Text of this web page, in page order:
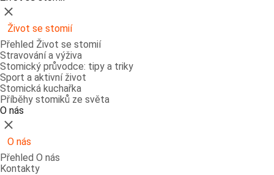
Zavřít
Život se stomií
Přehled Život se stomií
Stravování a výživa
Stomický průvodce: tipy a triky
Sport a aktivní život
Stomická kuchařka
Příběhy stomiků ze světa
O nás
Zavřít
O nás
Přehled O nás
Kontakty